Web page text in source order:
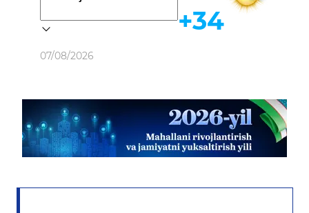
Ob-havo
07/08/2026
+34